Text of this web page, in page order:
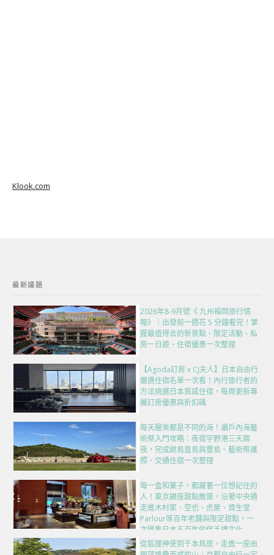
Klook.com
最新議題
2026年8-9月號《 九州福岡旅行情
報》｜出發前一週花 5 分鐘看完！掌
握最值得去的新景點、限定活動、私
房一日遊、住宿優惠一次整理
【Agoda訂房 x CJ夫人】日本自由行
嚴選住宿名單一次看！內行旅行者的
方法挑選日本質感住宿，每周更新專
屬訂房優惠與折扣碼
每天醒來都是不同的海！瀨戶內海藝
術祭入門攻略：夜宿宇野港三天兩
夜，完成跳島直島與豐島、藝術祭護
照、交通住宿一次整理
每一盒和菓子，都藏著一位想記住的
人！東京銀座甜點散策，沿著中央通
走進木村家、空也、虎屋、資生堂
Parlour等百年老舖與限定甜點，一
次匯集日本五百年的伴手禮文化
從狐狸神使到千本鳥居，走進一座由